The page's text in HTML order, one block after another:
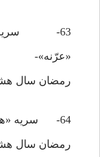
63- سريه
«عرّنه»-
رمضان سال
64- سريه «هشام بن عاص» به «يلملم»-
رمضان سال